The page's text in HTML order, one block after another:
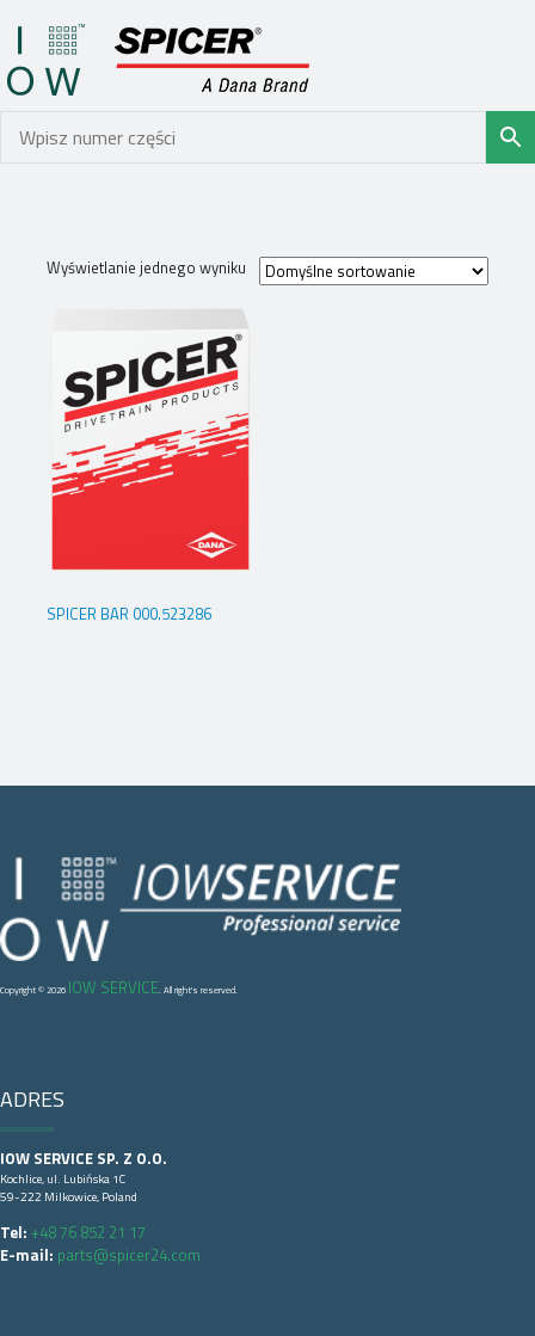
Wyświetlanie jednego wyniku
SPICER BAR 000.523286
Copyright © 2026 IOW SERVICE. All right's reserved.
ADRES
IOW SERVICE SP. Z O.O.
Kochlice, ul. Lubińska 1C
59-222 Milkowice, Poland
Tel: +48 76 852 21 17
E-mail: parts@spicer24.com